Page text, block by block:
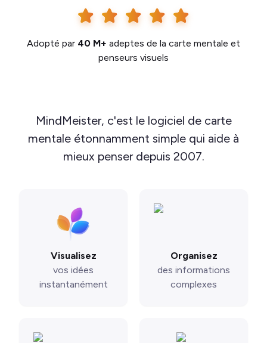
Adopté par 40 M+ adeptes de la carte mentale et
penseurs visuels
MindMeister, c'est le logiciel de carte
mentale étonnamment simple qui aide à
mieux penser depuis 2007.
Visualisez
vos idées
instantanément
Organisez
des informations
complexes